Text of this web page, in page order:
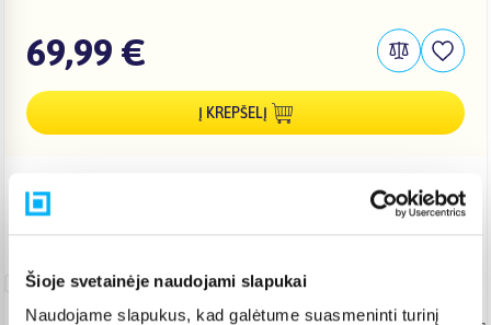
Šioje svetainėje naudojami slapukai
Naudojame slapukus, kad galėtume suasmeninti turinį
69,99 €
Į KREPŠELĮ
Pratęsta
garantija